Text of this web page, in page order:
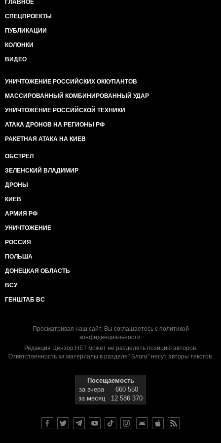
ГЛАВНОЕ
СПЕЦПРОЕКТЫ
ПУБЛИКАЦИИ
КОЛОНКИ
ВИДЕО
УНИЧТОЖЕНИЕ РОССИЙСКИХ ОККУПАНТОВ
МАССИРОВАННЫЙ КОМБИНИРОВАННЫЙ УДАР
УНИЧТОЖЕНИЕ РОССИЙСКОЙ ТЕХНИКИ
АТАКА ДРОНОВ НА РЕГИОНЫ РФ
РАКЕТНАЯ АТАКА НА КИЕВ
ОБСТРЕЛ
ЗЕЛЕНСКИЙ ВЛАДИМИР
ДРОНЫ
КИЕВ
АРМИЯ РФ
УНИЧТОЖЕНИЕ
РОССИЯ
ПОЛЬША
ДОНЕЦКАЯ ОБЛАСТЬ
ВСУ
ГЕНШТАБ ВС
Просматривая наш сайт, Вы соглашаетесь с политикой
конфиденциальности.
Редакция Цензор.НЕТ может не разделять позицию авторов.
Ответственность за материалы в разделе "Блоги" несут авторы текстов.
Посещаемость
за вчера
660 550
за месяц
12 586 370